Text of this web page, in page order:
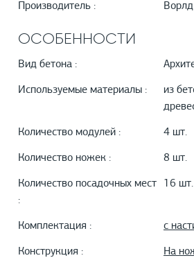
Производитель :
ОСОБЕННОСТИ
Вид бетона :
Используемые материалы :
из
Количество модулей : 4 шт.
Количество ножек : 8 шт.
Количество посадочных мест
:
16 шт.
Комплектация : с
Конструкция : На